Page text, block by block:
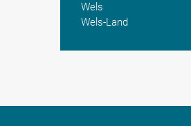
Wels
Wels-Land